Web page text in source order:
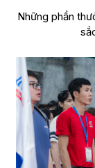
Những phần